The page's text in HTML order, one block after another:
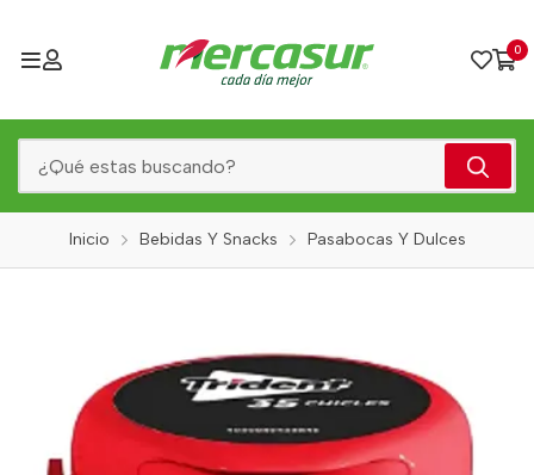
0
Inicio Bebidas Y Snacks Pasabocas Y Dulces